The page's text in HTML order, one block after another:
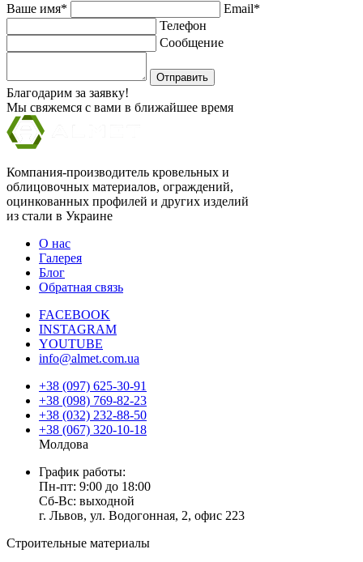
Ваше имя*
Email*
Телефон
Сообщение
Отправить
Благодарим за заявку!
Мы свяжемся с вами в ближайшее время
Компания-производитель кровельных и
облицовочных материалов, ограждений,
оцинкованных профилей и других изделий
из стали в Украине
О нас
Галерея
Блог
Обратная связь
FACEBOOK
INSTAGRAM
YOUTUBE
info@almet.com.ua
+38 (097) 625-30-91
+38 (098) 769-82-23
+38 (032) 232-88-50
+38 (067) 320-10-18
Молдова
График работы:
Пн-пт: 9:00 до 18:00
Сб-Вс: выходной
г. Львов, ул. Водогонная, 2, офис 223
Строительные материалы